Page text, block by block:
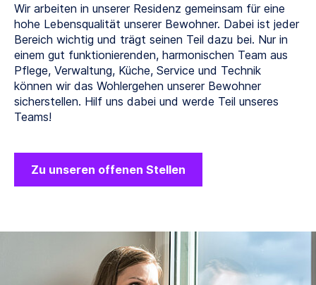
Wir arbeiten in unserer Residenz gemeinsam für eine
hohe Lebensqualität unserer Bewohner. Dabei ist jeder
Bereich wichtig und trägt seinen Teil dazu bei. Nur in
einem gut funktionierenden, harmonischen Team aus
Pflege, Verwaltung, Küche, Service und Technik
können wir das Wohlergehen unserer Bewohner
sicherstellen. Hilf uns dabei und werde Teil unseres
Teams!
Zu unseren offenen Stellen